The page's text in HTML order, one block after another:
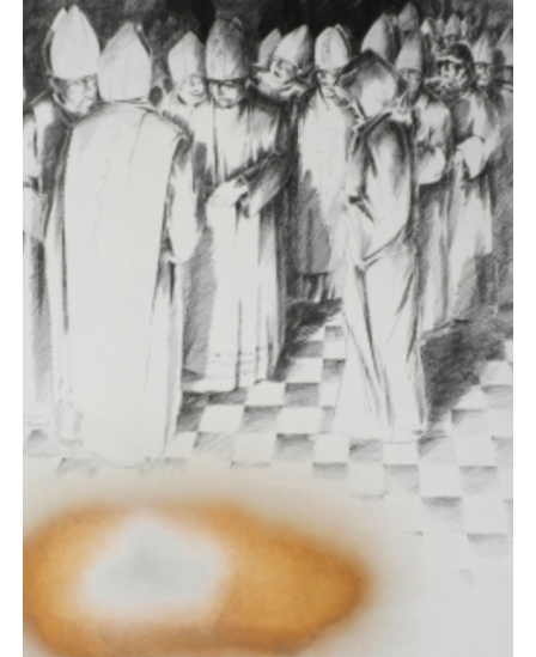
Rysunek